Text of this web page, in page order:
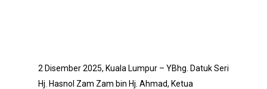
2 Disember 2025, Kuala Lumpur – YBhg. Datuk Seri
Hj. Hasnol Zam Zam bin Hj. Ahmad, Ketua